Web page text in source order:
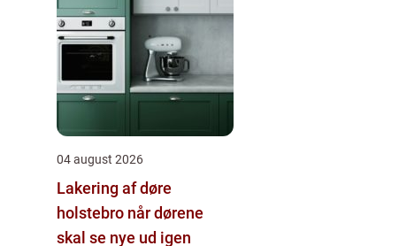
04 august 2026
Lakering af døre
holstebro når dørene
skal se nye ud igen